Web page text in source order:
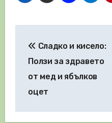
Сладко и кисело:
Ползи за здравето
от мед и ябълков
оцет